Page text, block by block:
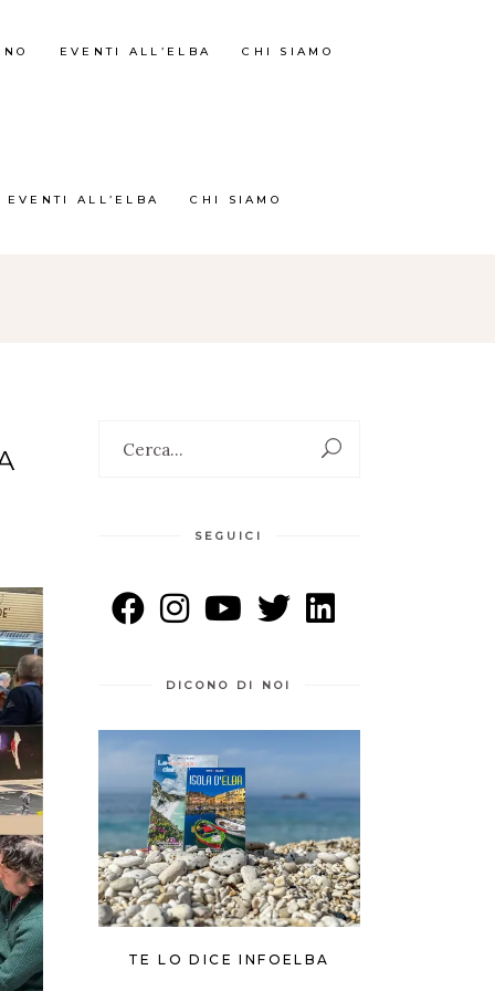
EVENTI ALL’ELBA CHI SIAMO
EVENTI ALL’ELBA CHI SIAMO
SEGUICI
DICONO DI NOI
TE LO DICE INFOELBA